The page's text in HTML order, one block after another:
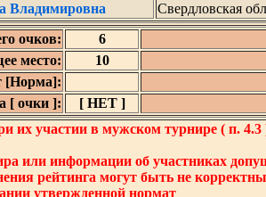
Владимировна Свердловская
очков:
6
место:
10
[Норма]:
[ очки ]:
[ НЕТ ]
их участии в мужском турнире ( п. 4.3
или информации об участниках
рейтинга могут быть не
утвержденной нормат